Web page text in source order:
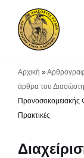
Μεταπηδήστε
Αρχική »
άρθρα του Διασώστη
Προνοσοκομειακής
Πρακτικές